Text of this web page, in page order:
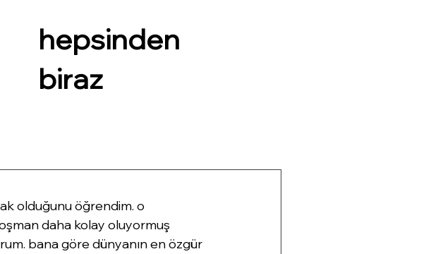
hepsinden
biraz
olduğunu öğrendim. o
daha kolay oluyormuş
bana göre dünyanın en özgür